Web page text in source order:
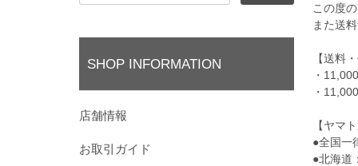
この度
また送
【送料
・
・
【ヤマ
●全国一
●北海道
SHOP INFORMATION
店舗情報
お取引ガイド